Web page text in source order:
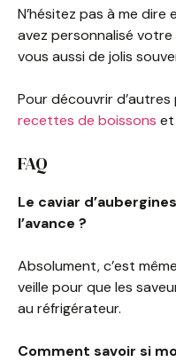
N’hésitez pas à me
avez personnalisé votre
vous aussi de jolis
Pour découvrir
recettes de boissons et
FAQ
Le caviar
l’avance ?
Absolument, c’est
veille pour que les
au réfrigérateur.
Comment savoir si